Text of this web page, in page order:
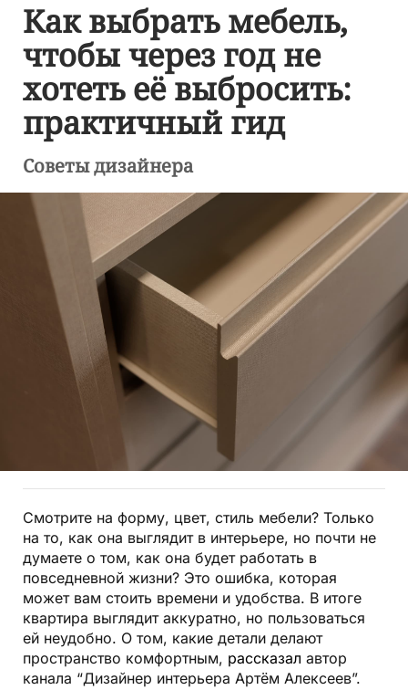
Как выбрать мебель,
чтобы через год не
хотеть её выбросить:
практичный гид
Советы дизайнера
Смотрите на форму, цвет, стиль мебели? Только
на то, как она выглядит в интерьере, но почти не
думаете о том, как она будет работать в
повседневной жизни? Это ошибка, которая
может вам стоить времени и удобства. В итоге
квартира выглядит аккуратно, но пользоваться
ей неудобно. О том, какие детали делают
пространство комфортным, рассказал автор
канала “Дизайнер интерьера Артём Алексеев”.